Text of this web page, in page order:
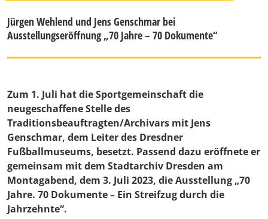
Jürgen Wehlend und Jens Genschmar bei
Ausstellungseröffnung „70 Jahre – 70 Dokumente“
Zum 1. Juli hat die Sportgemeinschaft die
neugeschaffene Stelle des
Traditionsbeauftragten/Archivars mit Jens
Genschmar, dem Leiter des Dresdner
Fußballmuseums, besetzt. Passend dazu eröffnete er
gemeinsam mit dem Stadtarchiv Dresden am
Montagabend, dem 3. Juli 2023, die Ausstellung „70
Jahre. 70 Dokumente – Ein Streifzug durch die
Jahrzehnte“.